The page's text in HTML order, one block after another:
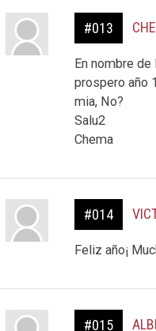
#013
En nombre
prospero año
mia, No?
Salu2
Chema
#014
Feliz año¡
#015